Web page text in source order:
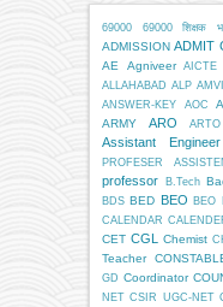
69000 69000 शिक्षक
ADMISSION ADMIT
AE
Agniveer AICTE
ALLAHABAD ALP AMVI
ANSWER-KEY
AOC
ARMY ARO ARTO
Assistant Engineer
PROFESER
professor
B.Tech
BDS BED BEO BEO
CALENDAR
CET CGL Chemist
Teacher
GD Coordinator
NET CSIR UGC-NET